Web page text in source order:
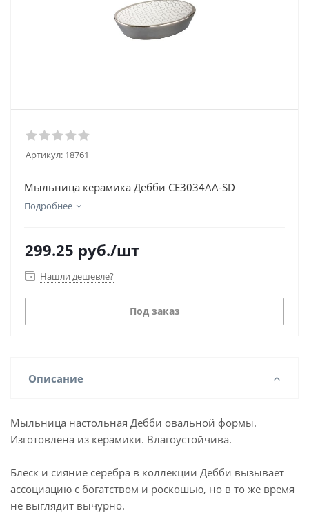
Артикул: 18761
Мыльница керамика Дебби CE3034AA-SD
Подробнее
299.25 руб./шт
Нашли дешевле?
Под заказ
Описание
Мыльница настольная Дебби овальной формы.
Изготовлена из керамики. Влагоустойчива.
Блеск и сияние серебра в коллекции Дебби вызывает
ассоциацию с богатством и роскошью, но в то же время
не выглядит вычурно.